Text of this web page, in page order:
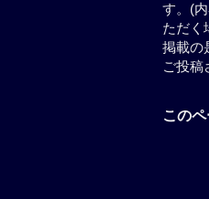
す。(
ただく
掲載の
ご投稿
この